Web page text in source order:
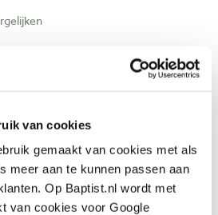
van cookies
gemaakt van cookies met als
meer aan te kunnen passen aan
Op Baptist.nl wordt met
van cookies voor Google
12 rechte guts, gebogen snede 12
incl. btw
btw